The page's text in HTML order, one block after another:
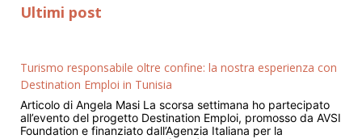
Ultimi post
Turismo responsabile oltre confine: la nostra esperienza con
Destination Emploi in Tunisia
Articolo di Angela Masi La scorsa settimana ho partecipato
all’evento del progetto Destination Emploi, promosso da AVSI
Foundation e finanziato dall’Agenzia Italiana per la